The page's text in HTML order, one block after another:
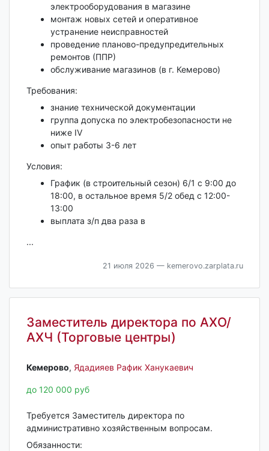
электрооборудования в магазине
монтаж новых сетей и оперативное
устранение неисправностей
проведение планово-предупредительных
ремонтов (ППР)
обслуживание магазинов (в г. Кемерово)
Требования:
знание технической документации
группа допуска по электробезопасности не
ниже IV
опыт работы 3-6 лет
Условия:
График (в строительный сезон) 6/1 с 9:00 до
18:00, в остальное время 5/2 обед с 12:00-
13:00
выплата з/п два раза в
...
21 июля 2026 — kemerovo.zarplata.ru
Заместитель директора по АХО/
АХЧ (Торговые центры)
Кемерово‎, Ядадияев Рафик Ханукаевич
до 120 000 руб
Требуется Заместитель директора по
административно хозяйственным вопросам.
Обязанности: